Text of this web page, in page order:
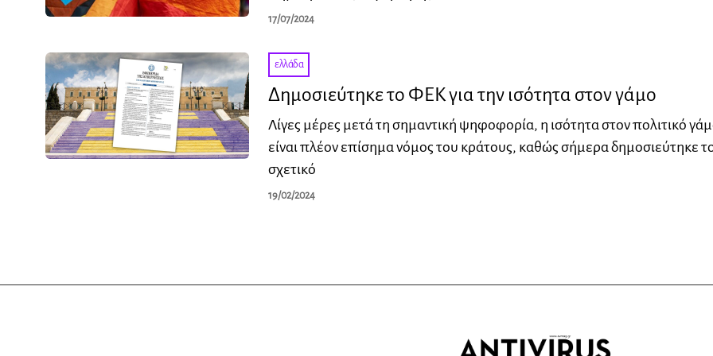
17/07/2024
ελλάδα
Δημοσιεύτηκε το ΦΕΚ για την ισότητα στον γάμο
Λίγες μέρες μετά τη σημαντική ψηφοφορία, η ισότητα στον πολιτικό
είναι πλέον επίσημα νόμος του κράτους, καθώς σήμερα δημοσιεύτηκε
σχετικό
19/02/2024